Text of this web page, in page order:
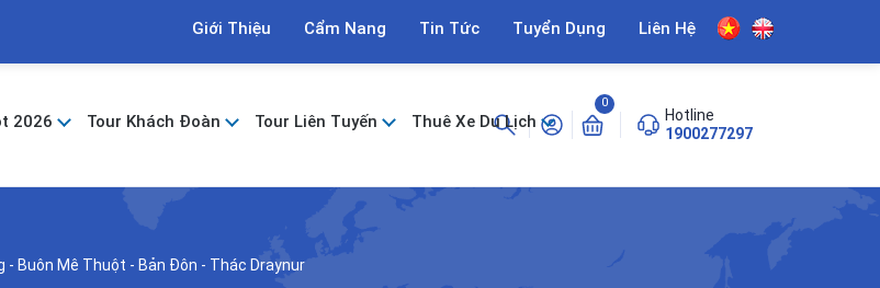
Giới Thiệu Cẩm Nang Tin Tức Tuyển Dụng Liên Hệ
2026 Tour Khách Đoàn Tour Liên Tuyến Thuê Xe Du Lịch
0
Hotline
1900277297
- Buôn Mê Thuột - Bản Đôn - Thác Draynur